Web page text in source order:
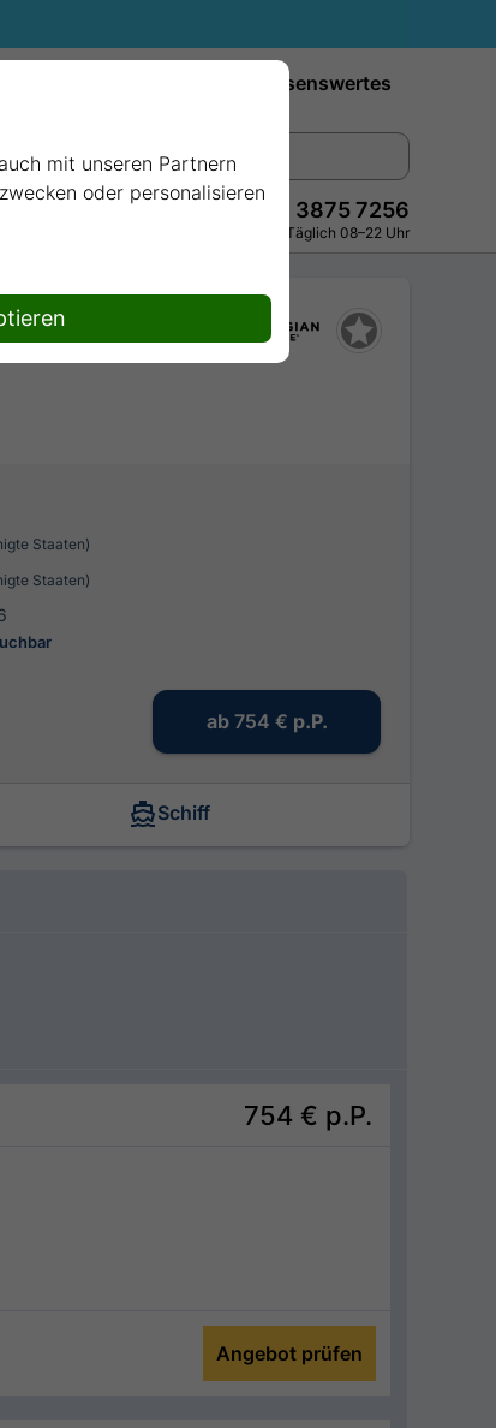
Wissenswertes
+49 228 3875 7256
Persönlich · Kostenlos · Täglich 08–22 Uhr
Staaten)
Staaten)
ab 754 € p.P.
Schiff
754 € p.P.
Angebot prüfen
mit unseren Partnern
oder personalisieren